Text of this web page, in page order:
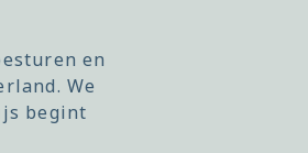
en
We
begint